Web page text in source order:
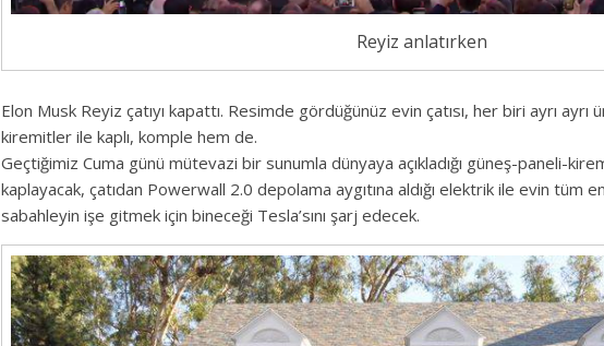
Reyiz anlatırken
Elon Musk Reyiz çatıyı kapattı. Resimde gördüğünüz evin çatısı, her biri ayrı
kiremitler ile kaplı, komple hem de.
Geçtiğimiz Cuma günü mütevazi bir sunumla dünyaya açıkladığı güneş-paneli-
kaplayacak, çatıdan Powerwall 2.0 depolama aygıtına aldığı elektrik ile evin tüm
sabahleyin işe gitmek için bineceği Tesla’sını şarj edecek.